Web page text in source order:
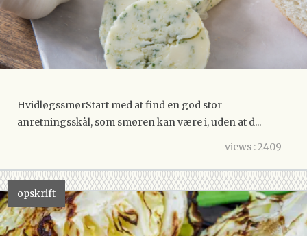
HvidløgssmørStart med at find en god stor
anretningsskål, som smøren kan være i, uden at d...
views : 2409
opskrift